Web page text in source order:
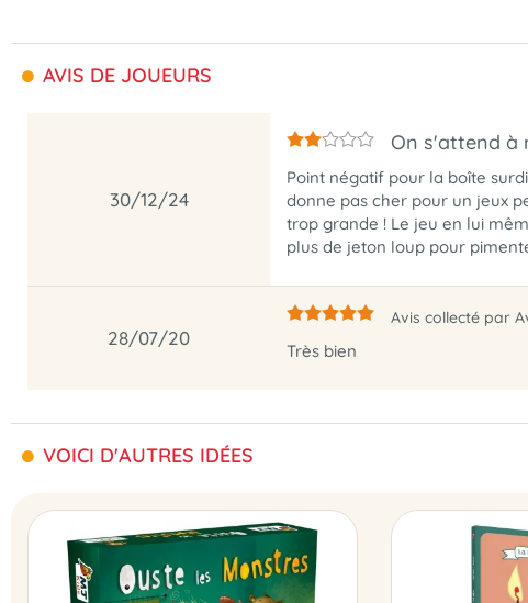
AVIS DE JOUEURS
30/12/24
On s'attend à
Point négatif pour la boîte
donne pas cher pour un jeux
trop grande ! Le jeu en lui
plus de jeton loup pour
28/07/20
Avis collecté par
Très bien
VOICI D'AUTRES IDÉES